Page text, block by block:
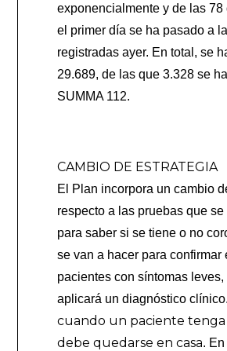
exponencialmente y de las 78
el primer día se ha pasado a
registradas ayer. En total, se
29.689, de las que 3.328 se
SUMMA 112.
CAMBIO DE ESTRATEGIA
El Plan incorpora un cambio
respecto a las pruebas que
para saber si se tiene o no
se van a hacer para confirmar
pacientes con síntomas
aplicará un diagnóstico
cuando un paciente tenga
debe quedarse en casa.